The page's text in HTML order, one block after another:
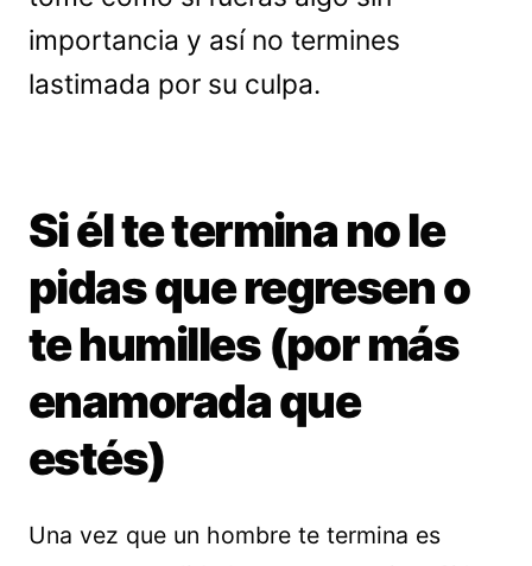
importancia y así no termines
lastimada por su culpa.
Si él te termina no le
pidas que regresen o
te humilles (por más
enamorada que
estés)
Una vez que un hombre te termina es